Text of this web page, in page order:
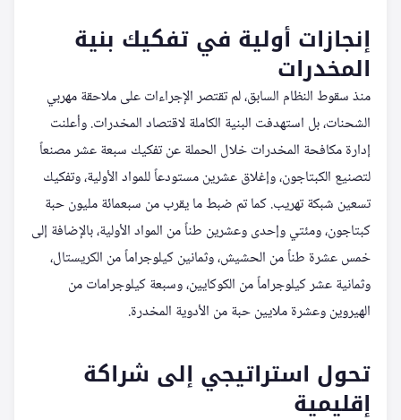
إنجازات أولية في تفكيك بنية
المخدرات
منذ سقوط النظام السابق، لم تقتصر الإجراءات على ملاحقة مهربي
الشحنات، بل استهدفت البنية الكاملة لاقتصاد المخدرات. وأعلنت
إدارة مكافحة المخدرات خلال الحملة عن تفكيك سبعة عشر مصنعاً
لتصنيع الكبتاجون، وإغلاق عشرين مستودعاً للمواد الأولية، وتفكيك
تسعين شبكة تهريب. كما تم ضبط ما يقرب من سبعمائة مليون حبة
كبتاجون، ومئتي وإحدى وعشرين طناً من المواد الأولية، بالإضافة إلى
خمس عشرة طناً من الحشيش، وثمانين كيلوجراماً من الكريستال،
وثمانية عشر كيلوجراماً من الكوكايين، وسبعة كيلوجرامات من
الهيروين وعشرة ملايين حبة من الأدوية المخدرة.
تحول استراتيجي إلى شراكة
إقليمية